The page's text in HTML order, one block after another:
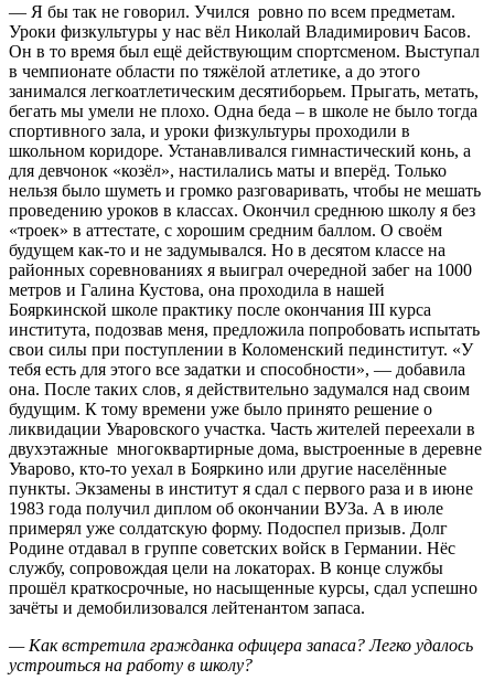
— Я бы так не говорил. Учился ровно по всем предметам.
Уроки физкультуры у нас вёл Николай Владимирович Басов.
Он в то время был ещё действующим спортсменом. Выступал
в чемпионате области по тяжёлой атлетике, а до этого
занимался легкоатлетическим десятиборьем. Прыгать, метать,
бегать мы умели не плохо. Одна беда – в школе не было тогда
спортивного зала, и уроки физкультуры проходили в
школьном коридоре. Устанавливался гимнастический конь, а
для девчонок «козёл», настилались маты и вперёд. Только
нельзя было шуметь и громко разговаривать, чтобы не мешать
проведению уроков в классах. Окончил среднюю школу я без
«троек» в аттестате, с хорошим средним баллом. О своём
будущем как-то и не задумывался. Но в десятом классе на
районных соревнованиях я выиграл очередной забег на 1000
метров и Галина Кустова, она проходила в нашей
Бояркинской школе практику после окончания III курса
института, подозвав меня, предложила попробовать испытать
свои силы при поступлении в Коломенский пединститут. «У
тебя есть для этого все задатки и способности», — добавила
она. После таких слов, я действительно задумался над своим
будущим. К тому времени уже было принято решение о
ликвидации Уваровского участка. Часть жителей переехали в
двухэтажные многоквартирные дома, выстроенные в деревне
Уварово, кто-то уехал в Бояркино или другие населённые
пункты. Экзамены в институт я сдал с первого раза и в июне
1983 года получил диплом об окончании ВУЗа. А в июле
примерял уже солдатскую форму. Подоспел призыв. Долг
Родине отдавал в группе советских войск в Германии. Нёс
службу, сопровождая цели на локаторах. В конце службы
прошёл краткосрочные, но насыщенные курсы, сдал успешно
зачёты и демобилизовался лейтенантом запаса.
— Как встретила гражданка офицера запаса? Легко удалось
устроиться на работу в школу?